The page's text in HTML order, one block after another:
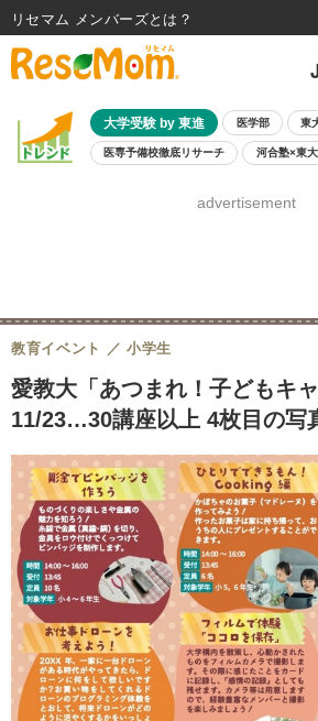
大学受験 by 東進 医学部 東
医専予備校徹底リサーチ 河合塾×東
8月開催学校説明会・相談会
advertisement
愛教大「あつまれ！子どもキャ
11/23…30講座以上 4枚目の写
教育イベント 小学生
リセマム メンバーズ